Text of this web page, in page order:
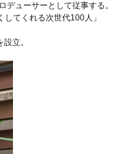
ューサーとして従事する。
てくれる次世代100人」
立。